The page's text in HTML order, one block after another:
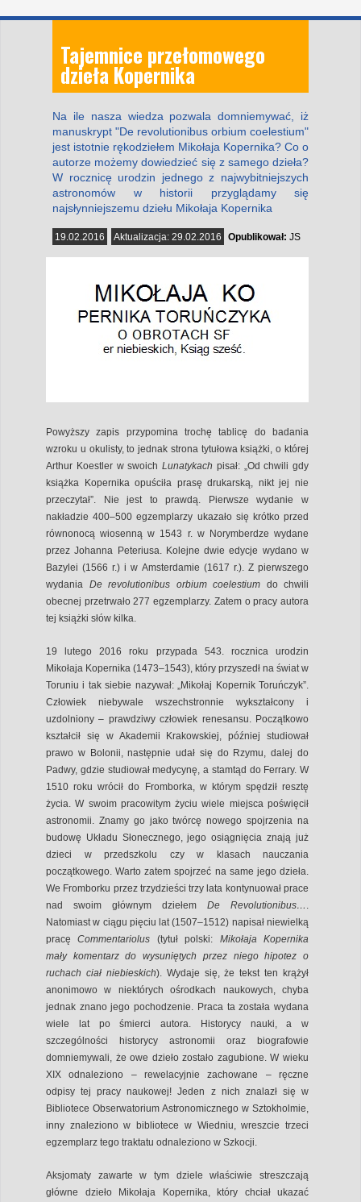
Tajemnice przełomowego
dzieła Kopernika
Na ile nasza wiedza pozwala domniemywać, iż
manuskrypt "De revolutionibus orbium coelestium"
jest istotnie rękodziełem Mikołaja Kopernika? Co o
autorze możemy dowiedzieć się z samego dzieła?
W rocznicę urodzin jednego z najwybitniejszych
astronomów w historii przyglądamy się
najsłynniejszemu dziełu Mikołaja Kopernika
19.02.2016 Aktualizacja: 29.02.2016 Opublikował: JS
Powyższy zapis przypomina trochę tablicę do badania
wzroku u okulisty, to jednak strona tytułowa książki, o której
Arthur Koestler w swoich Lunatykach pisał: „Od chwili gdy
książka Kopernika opuściła prasę drukarską, nikt jej nie
przeczytał”. Nie jest to prawdą. Pierwsze wydanie w
nakładzie 400–500 egzemplarzy ukazało się krótko przed
równonocą wiosenną w 1543 r. w Norymberdze wydane
przez Johanna Peteriusa. Kolejne dwie edycje wydano w
Bazylei (1566 r.) i w Amsterdamie (1617 r.). Z pierwszego
wydania De revolutionibus orbium coelestium do chwili
obecnej przetrwało 277 egzemplarzy. Zatem o pracy autora
tej książki słów kilka.
19 lutego 2016 roku przypada 543. rocznica urodzin
Mikołaja Kopernika (1473–1543), który przyszedł na świat w
Toruniu i tak siebie nazywał: „Mikołaj Kopernik Toruńczyk”.
Człowiek niebywale wszechstronnie wykształcony i
uzdolniony – prawdziwy człowiek renesansu. Początkowo
kształcił się w Akademii Krakowskiej, później studiował
prawo w Bolonii, następnie udał się do Rzymu, dalej do
Padwy, gdzie studiował medycynę, a stamtąd do Ferrary. W
1510 roku wrócił do Fromborka, w którym spędził resztę
życia. W swoim pracowitym życiu wiele miejsca poświęcił
astronomii. Znamy go jako twórcę nowego spojrzenia na
budowę Układu Słonecznego, jego osiągnięcia znają już
dzieci w przedszkolu czy w klasach nauczania
początkowego. Warto zatem spojrzeć na same jego dzieła.
We Fromborku przez trzydzieści trzy lata kontynuował prace
nad swoim głównym dziełem De Revolutionibus…
Natomiast w ciągu pięciu lat (1507–1512) napisał niewielką
pracęCommentariolus (tytuł polski: Mikołaja Kopernika
mały komentarz do wysuniętych przez niego hipotez o
ruchach ciał niebieskich). Wydaje się, że tekst ten krążył
anonimowo w niektórych ośrodkach naukowych, chyba
jednak znano jego pochodzenie. Praca ta została wydana
wiele lat po śmierci autora. Historycy nauki, a w
szczególności historycy astronomii oraz biografowie
domniemywali, że owe dzieło zostało zagubione. W wieku
XIX odnaleziono – rewelacyjnie zachowane – ręczne
odpisy tej pracy naukowej! Jeden z nich znalazł się w
Bibliotece Obserwatorium Astronomicznego w Sztokholmie,
inny znaleziono w bibliotece w Wiedniu, wreszcie trzeci
egzemplarz tego traktatu odnaleziono w Szkocji.
Aksjomaty zawarte w tym dziele właściwie streszczają
główne dzieło Mikołaja Kopernika, który chciał ukazać